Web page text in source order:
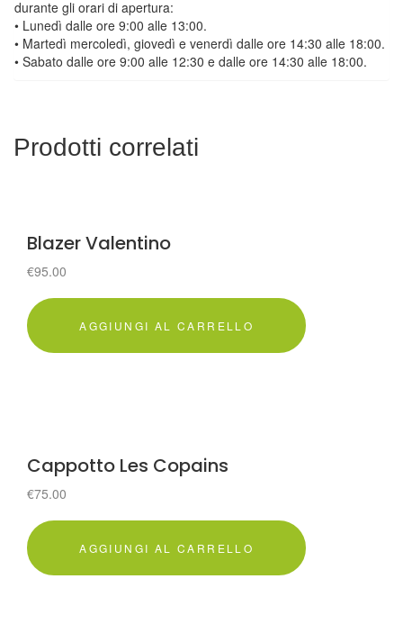
durante gli orari di apertura:
• Lunedì dalle ore 9:00 alle 13:00.
• Martedì mercoledì, giovedì e venerdì dalle ore 14:30 alle 18:00.
• Sabato dalle ore 9:00 alle 12:30 e dalle ore 14:30 alle 18:00.
Prodotti correlati
Blazer Valentino
€95.00
AGGIUNGI AL CARRELLO
Cappotto Les Copains
€75.00
AGGIUNGI AL CARRELLO